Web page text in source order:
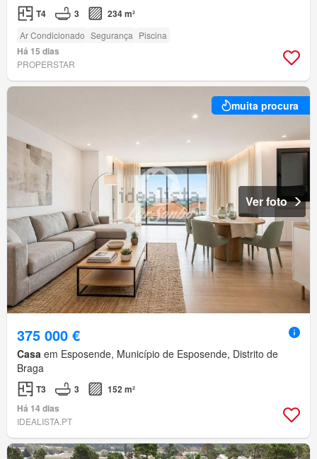
T4 3 234 m²
Ar Condicionado Segurança Piscina
Há 15 dias
PROPERSTAR
muita procura
Ver foto
375 000 €
Casa em Esposende, Município de Esposende, Distrito de
Braga
T3 3
152 m²
Há 14 dias
IDEALISTA.PT